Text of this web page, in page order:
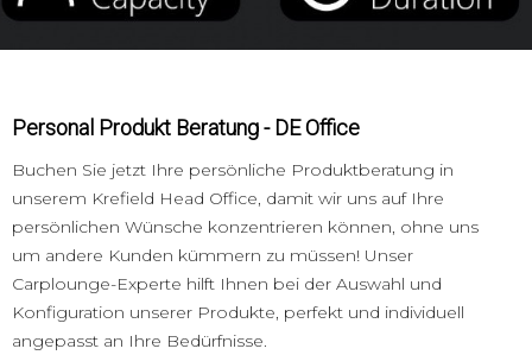
Personal Produkt Beratung - DE Office
Buchen Sie jetzt Ihre persönliche Produktberatung in
unserem Krefield Head Office, damit wir uns auf Ihre
persönlichen Wünsche konzentrieren können, ohne uns
um andere Kunden kümmern zu müssen! Unser
Carplounge-Experte hilft Ihnen bei der Auswahl und
Konfiguration unserer Produkte, perfekt und individuell
angepasst an Ihre Bedürfnisse.